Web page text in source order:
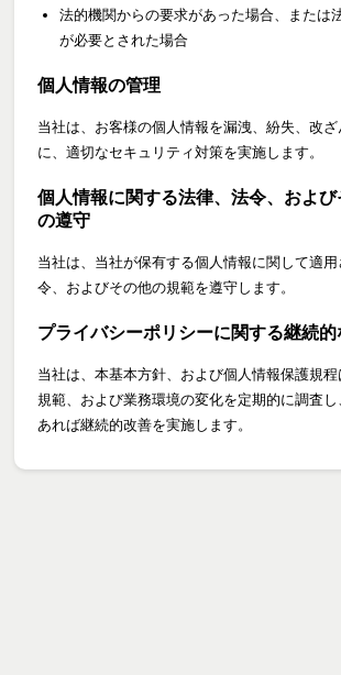
法的機関からの要求があった場合、または
が必要とされた場合
個人情報の管理
当社は、お客様の個人情報を漏洩、紛失、改
に、適切なセキュリティ対策を実施します。
個人情報に関する法律、法令、およ
の遵守
当社は、当社が保有する個人情報に関して適
令、およびその他の規範を遵守します。
プライバシーポリシーに関する継続的
当社は、本基本方針、および個人情報保護規程
規範、および業務環境の変化を定期的に調査
あれば継続的改善を実施します。